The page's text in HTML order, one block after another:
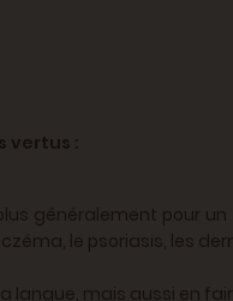
vertus :
généralement pour un
le psoriasis, les
langue, mais aussi en